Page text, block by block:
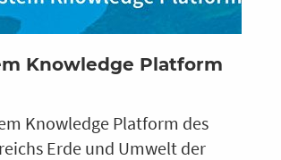
Knowledge Platform
Knowledge Platform des
Erde und Umwelt der